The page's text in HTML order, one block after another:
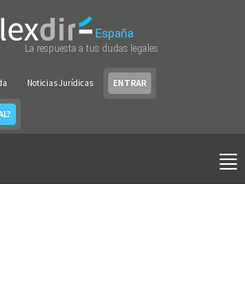
España
La respuesta a tus dudas legales
Noticias Jurídicas ENTRAR